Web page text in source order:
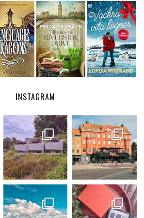
INSTAGRAM